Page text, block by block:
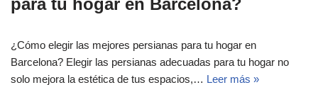
¿Cómo elegir las mejores persianas para tu hogar en
Barcelona? Elegir las persianas adecuadas para tu hogar no
solo mejora la estética de tus espacios,… Leer más »